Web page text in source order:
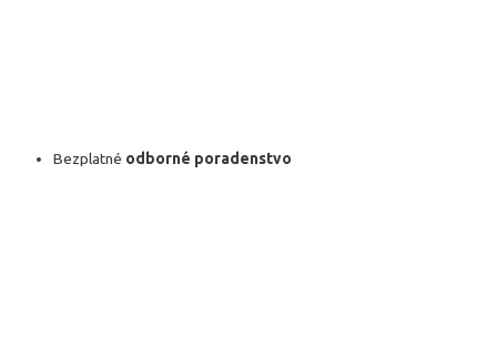
Bezplatné odborné poradenstvo